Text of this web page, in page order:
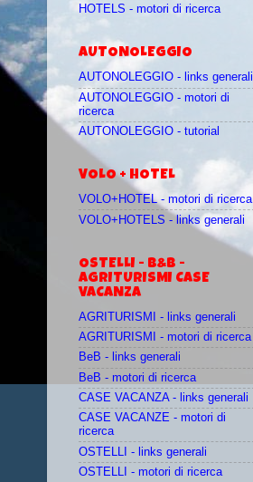
HOTELS - motori di ricerca
AUTONOLEGGIO
AUTONOLEGGIO - links generali
AUTONOLEGGIO - motori di
ricerca
AUTONOLEGGIO - tutorial
VOLO + HOTEL
VOLO+HOTEL - motori di ricerca
VOLO+HOTELS - links generali
OSTELLI - B&B -
AGRITURISMI CASE
VACANZA
AGRITURISMI - links generali
AGRITURISMI - motori di ricerca
BeB - links generali
BeB - motori di ricerca
CASE VACANZA - links generali
CASE VACANZE - motori di
ricerca
OSTELLI - links generali
OSTELLI - motori di ricerca